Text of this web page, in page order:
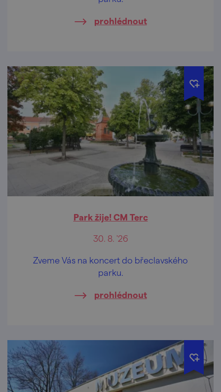
prohlédnout
Park žije! CM Terc
30. 8. '26
Zveme Vás na koncert do břeclavského
parku.
prohlédnout